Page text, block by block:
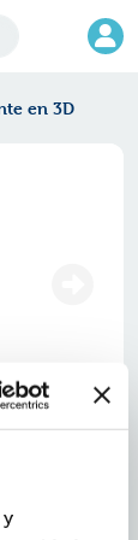
y
en 3D